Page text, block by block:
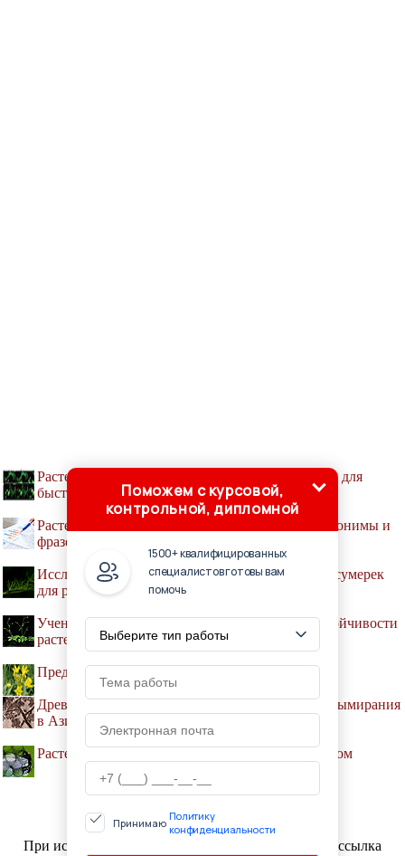
Растения, как и животные, используют глутамат для
быстрой передачи сигналов
Растения в русской языковой картине мира: фитонимы и
фразеологизмы с ними
Исследователи определили оптимальное время сумерек
для роста растений
Ученые открыли новый способ повышения устойчивости
растений
Предок однодольных растений рос в воде
Древние американские растения «сбежали» от вымирания
в Азию
Растения научились приручать шмелей никотином
© GRIBOCHEK.SU, 2001-2019
При использовании материалов проекта активная ссылка
Поможем с курсовой,
контрольной, дипломной
1500+ квалифицированных
специалистов готовы вам
помочь
Принимаю Политику
конфиденциальности